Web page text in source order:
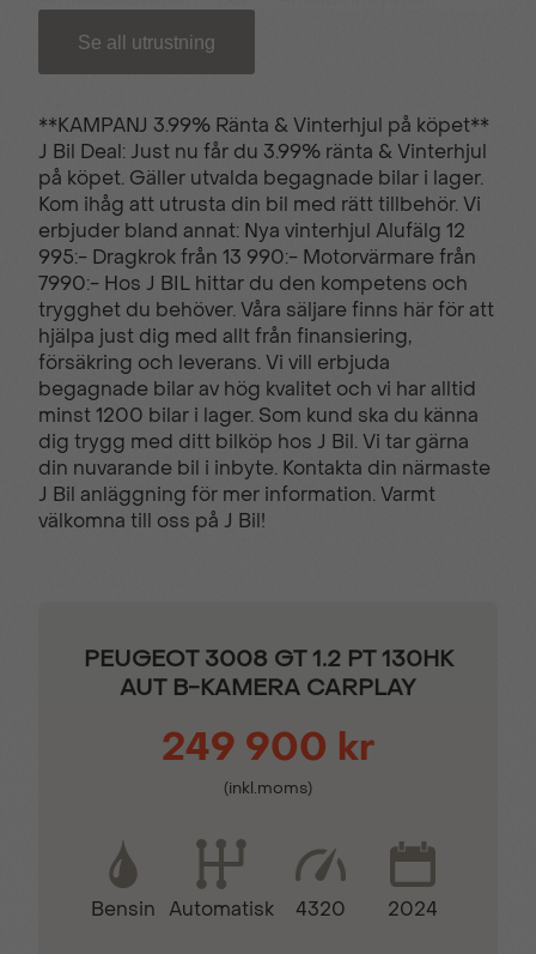
Armstöd fram
USB uttag Backkamera
Bluetooth - handsfree Elhissar fram och bak
Farthållare Filbytesvarnare
Filhållsassistans Färddator
Halvläderklädsel
Startsystem
servicebok
LED-strålkastare
Multifunktions
touchscreen
Mörktonade bakrutor
Navigation med
pekskärm
Se all utrustning
**KAMPANJ 3.99% Ränta & Vinterhjul på köpet**
J Bil Deal: Just nu får du 3.99% ränta & Vinterhjul
på köpet. Gäller utvalda begagnade bilar i lager.
Kom ihåg att utrusta din bil med rätt tillbehör. Vi
erbjuder bland annat: Nya vinterhjul Alufälg 12
995:- Dragkrok från 13 990:- Motorvärmare från
7990:- Hos J BIL hittar du den kompetens och
trygghet du behöver. Våra säljare finns här för att
hjälpa just dig med allt från finansiering,
försäkring och leverans. Vi vill erbjuda
begagnade bilar av hög kvalitet och vi har alltid
minst 1200 bilar i lager. Som kund ska du känna
dig trygg med ditt bilköp hos J Bil. Vi tar gärna
din nuvarande bil i inbyte. Kontakta din närmaste
J Bil anläggning för mer information. Varmt
välkomna till oss på J Bil!
PEUGEOT 3008 GT 1.2 PT 130HK
AUT B-KAMERA CARPLAY
249 900 kr
(inkl.moms)
Bensin Automatisk 4320 2024